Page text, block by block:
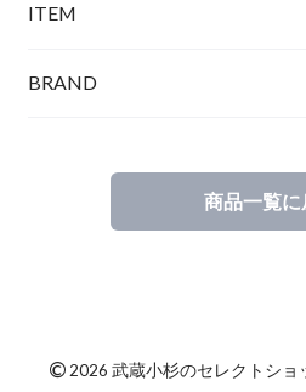
ITEM
BRAND
商品一覧に
© 2026 武蔵小杉のセレクトシ